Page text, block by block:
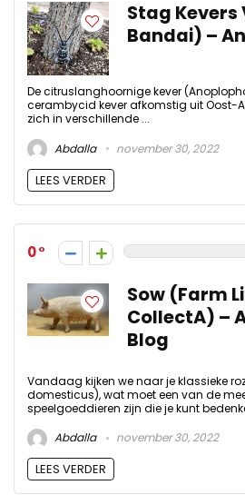
Stag Kevers
Bandai) –
De citruslanghoornige kever
cerambycid kever afkomstig uit Oost-
zich in verschillende ...
Abdalla
november 30, 2022
LEES VERDER
0
Sow (Farm
CollectA) –
Blog
Vandaag kijken we naar je klassieke
domesticus), wat moet een van de
speelgoeddieren zijn die je kunt
Abdalla
november 30, 2022
LEES VERDER